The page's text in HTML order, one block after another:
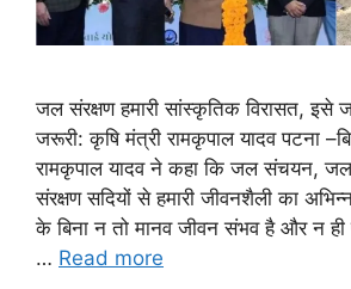
जल संरक्षण हमारी सांस्कृतिक विरासत, इसे
जरूरी: कृषि मंत्री रामकृपाल यादव पटना
रामकृपाल यादव ने कहा कि जल संचयन,
संरक्षण सदियों से हमारी जीवनशैली का
के बिना न तो मानव जीवन संभव है और न ही
… Read more